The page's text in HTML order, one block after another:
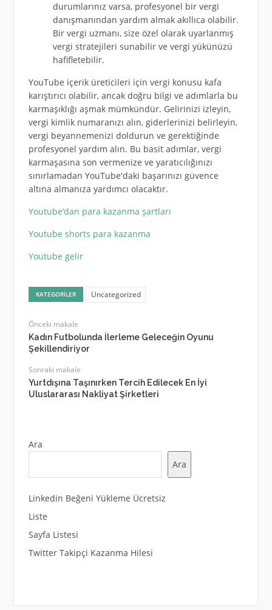
durumlarınız varsa, profesyonel bir vergi
danışmanından yardım almak akıllıca olabilir.
Bir vergi uzmanı, size özel olarak uyarlanmış
vergi stratejileri sunabilir ve vergi yükünüzü
hafifletebilir.
YouTube içerik üreticileri için vergi konusu kafa
karıştırıcı olabilir, ancak doğru bilgi ve adımlarla bu
karmaşıklığı aşmak mümkündür. Gelirinizi izleyin,
vergi kimlik numaranızı alın, giderlerinizi belirleyin,
vergi beyannemenizi doldurun ve gerektiğinde
profesyonel yardım alın. Bu basit adımlar, vergi
karmaşasına son vermenize ve yaratıcılığınızı
sınırlamadan YouTube'daki başarınızı güvence
altına almanıza yardımcı olacaktır.
Youtube’dan para kazanma şartları
Youtube shorts para kazanma
Youtube gelir
KATEGORILER Uncategorized
Önceki makale
Kadın Futbolunda İlerleme Geleceğin Oyunu
Şekillendiriyor
Sonraki makale
Yurtdışına Taşınırken Tercih Edilecek En İyi
Uluslararası Nakliyat Şirketleri
Ara
Ara
Linkedin Beğeni Yükleme Ücretsiz
Liste
Sayfa Listesi
Twitter Takipçi Kazanma Hilesi